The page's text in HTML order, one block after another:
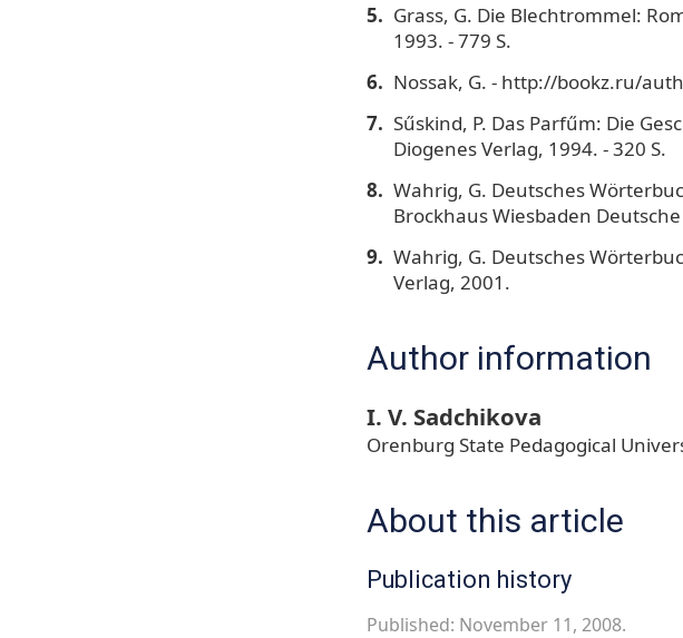
Grass, G. Die Blechtrommel:
1993. - 779 S.
Nossak, G. - http://bookz.ru/
Sűskind, P. Das Parfűm: Die
Diogenes Verlag, 1994. - 320 S.
Wahrig, G. Deutsches
Brockhaus Wiesbaden
Wahrig, G. Deutsches
Verlag, 2001.
Author information
I. V. Sadchikova
Orenburg State Pedagogical
About this article
Publication history
Published: November 11, 2008.